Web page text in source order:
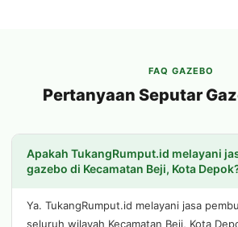
FAQ GAZEBO
Pertanyaan Seputar
Apakah TukangRumput.id melayani
gazebo di Kecamatan Beji, Kota
Ya. TukangRumput.id melayani jasa
seluruh wilayah Kecamatan Beji, Kota